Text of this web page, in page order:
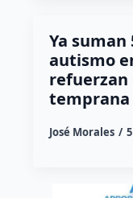
Ya suman
autismo
refuerzan
temprana
José Morales